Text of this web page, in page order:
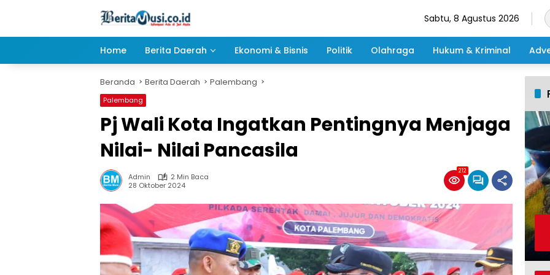
Sabtu, 8 Agustus 2026
Home Berita Daerah Ekonomi & Bisnis Politik Olahraga Hukum & Kriminal
Beranda Berita Daerah Palembang
Palembang
Pj Wali Kota Ingatkan Pentingnya Menjaga
Nilai- Nilai Pancasila
Admin
2 Min Baca
28 Oktober 2024
212